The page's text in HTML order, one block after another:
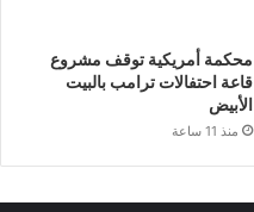
محكمة أمريكية توقف مشروع
قاعة احتفالات ترامب بالبيت
الأبيض
منذ 11 ساعة